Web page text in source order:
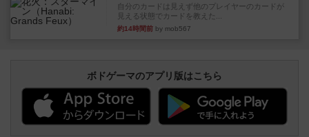
自分のカードは見えず他のプレイヤーのカードが
見える状態でカードを教えた...
約14時間前 by mob567
ボドゲーマのアプリ版はこちら